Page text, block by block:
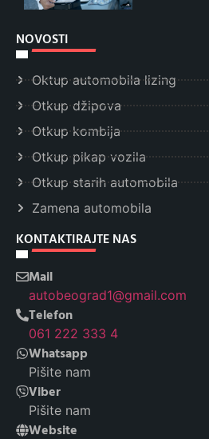
NOVOSTI
Oktup automobila lizing
Otkup džipova
Otkup kombija
Otkup pikap vozila
Otkup starih automobila
Zamena automobila
KONTAKTIRAJTE NAS
Mail
autobeograd1@gmail.com
Telefon
061 222 333 4
Whatsapp
Pišite nam
Viber
Pišite nam
Website